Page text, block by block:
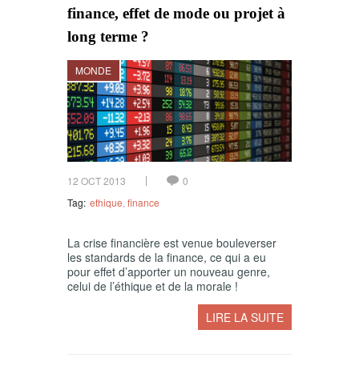
finance, effet de mode ou projet à
long terme ?
MONDE
12 OCT 2013
0
Tag: ethique finance
La crise financière est venue bouleverser
les standards de la finance, ce qui a eu
pour effet d’apporter un nouveau genre,
celui de l’éthique et de la morale !
LIRE LA SUITE